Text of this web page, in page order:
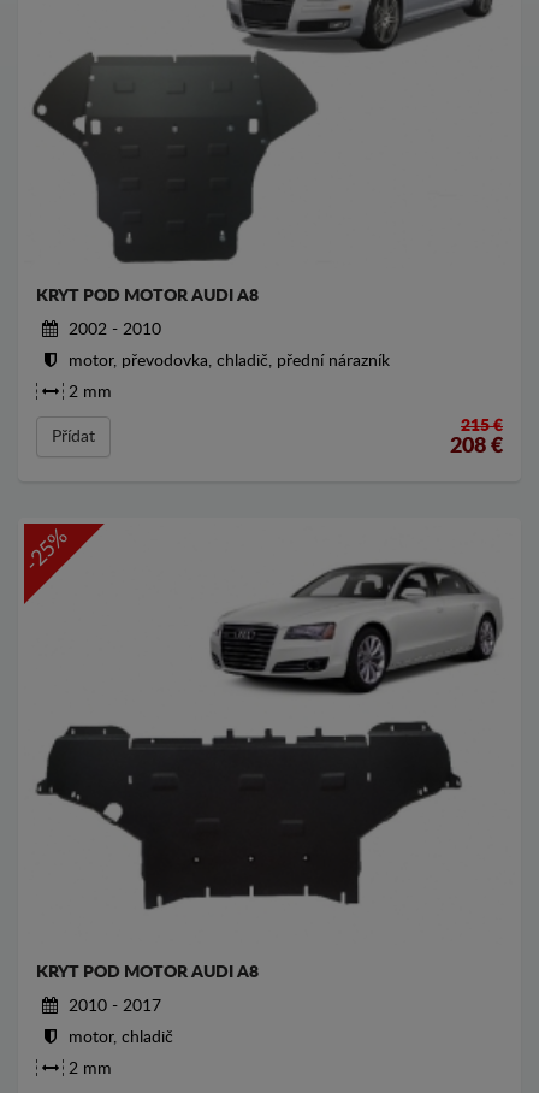
KRYT POD MOTOR AUDI A8
2002 - 2010
motor, převodovka, chladič, přední nárazník
2 mm
Přídat
215 €
208 €
-25%
KRYT POD MOTOR AUDI A8
2010 - 2017
motor, chladič
2 mm